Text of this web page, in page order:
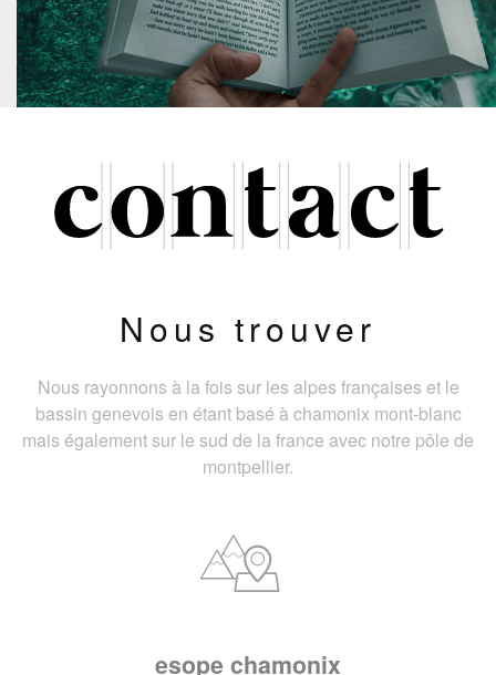
Nous trouver
Nous rayonnons à la fois sur les alpes françaises et le
bassin genevois en étant basé à chamonix mont-blanc
mais également sur le sud de la france avec notre pôle de
montpellier.
esope chamonix